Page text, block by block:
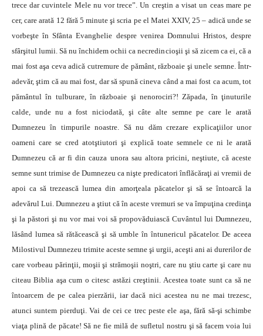
trece dar cuvintele Mele nu vor trece”. Un creştin a visat un ceas mare pe
cer, care arată 12 fără 5 minute şi scria pe el Matei XXIV, 25 – adică unde se
vorbeşte în Sfânta Evanghelie despre venirea Domnului Hristos, despre
sfârşitul lumii. Să nu închidem ochii ca necredincioşii şi să zicem ca ei, că a
mai fost aşa ceva adică cutremure de pământ, războaie şi unele semne. Într-
adevăr, ştim că au mai fost, dar să spună cineva când a mai fost ca acum, tot
pământul în tulburare, în războaie şi nenorociri?! Zăpada, în ţinuturile
calde, unde nu a fost niciodată, şi câte alte semne pe care le arată
Dumnezeu în timpurile noastre. Să nu dăm crezare explicaţiilor unor
oameni care se cred atotştiutori şi explică toate semnele ce ni le arată
Dumnezeu că ar fi din cauza unora sau altora pricini, neştiute, că aceste
semne sunt trimise de Dumnezeu ca nişte predicatori înflăcăraţi ai vremii de
apoi ca să trezească lumea din amorţeala păcatelor şi să se întoarcă la
adevărul Lui. Dumnezeu a ştiut că în aceste vremuri se va împuţina credinţa
şi la păstori şi nu vor mai voi să propovăduiască Cuvântul lui Dumnezeu,
lăsând lumea să rătăcească şi să umble în întunericul păcatelor. De aceea
Milostivul Dumnezeu trimite aceste semne şi urgii, aceşti ani ai durerilor de
care vorbeau părinţii, moşii şi strămoşii noştri, care nu ştiu carte şi care nu
citeau Biblia aşa cum o citesc astăzi creştinii. Acestea toate sunt ca să ne
întoarcem de pe calea pierzării, iar dacă nici acestea nu ne mai trezesc,
atunci suntem pierduţi. Vai de cei ce trec peste ele aşa, fără să-şi schimbe
viaţa plină de păcate! Să ne fie milă de sufletul nostru şi să facem voia lui